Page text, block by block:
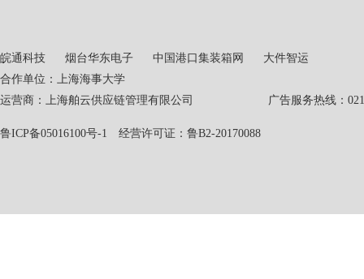
皖通科技 烟台华东电子 中国港口集装箱网
大件智运
合作单位：上海海事大学
运营商：上海舶云供应链管理有限公司 广告服务热线：021-
鲁ICP备05016100号-1 经营许可证：鲁B2-20170088